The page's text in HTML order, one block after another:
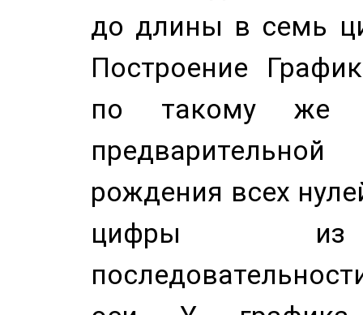
до длины в семь
Построение
по такому же
рождения всех
цифры из